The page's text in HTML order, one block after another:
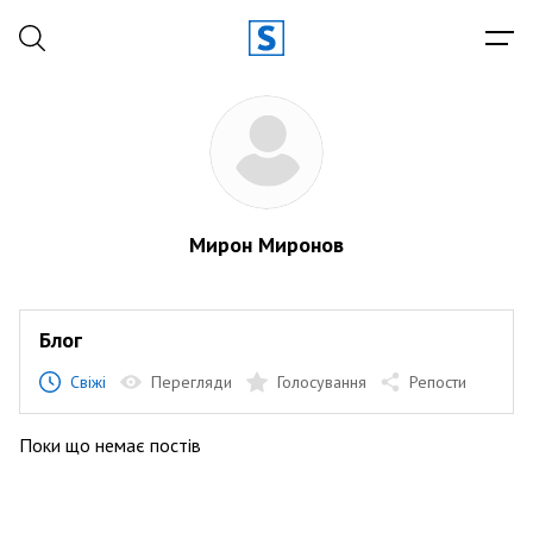
Мирон Миронов
Блог
Свіжі Перегляди Голосування Репости
Поки що немає постів